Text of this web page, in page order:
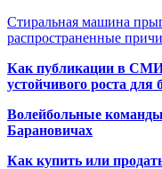
Стиральная машина
распространенные
Как публикации в
устойчивого роста для
Волейбольные
Барановичах
Как купить или